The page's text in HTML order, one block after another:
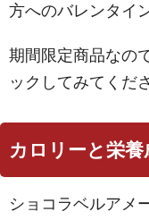
方へのバレンタイ
期間限定商品なの
ックしてみてくだ
カロリーと栄
ショコラベルアメ